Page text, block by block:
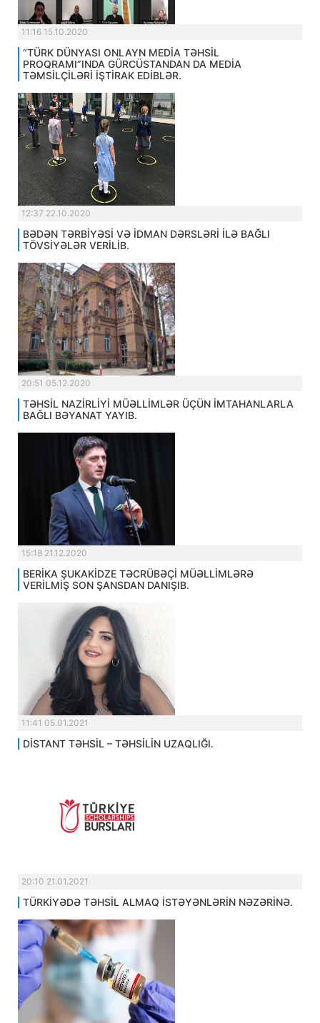
11:16 15.10.2020
“TÜRK DÜNYASI ONLAYN MEDİA TƏHSİL
PROQRAMI”INDA GÜRCÜSTANDAN DA MEDİA
TƏMSİLÇİLƏRİ İŞTİRAK EDİBLƏR.
12:37 22.10.2020
BƏDƏN TƏRBİYƏSİ VƏ İDMAN DƏRSLƏRİ İLƏ BAĞLI
TÖVSİYƏLƏR VERİLİB.
20:51 05.12.2020
TƏHSİL NAZİRLİYİ MÜƏLLİMLƏR ÜÇÜN İMTAHANLARLA
BAĞLI BƏYANAT YAYIB.
15:18 21.12.2020
BERİKA ŞUKAKİDZE TƏCRÜBƏÇİ MÜƏLLİMLƏRƏ
VERİLMİŞ SON ŞANSDAN DANIŞIB.
11:41 05.01.2021
DİSTANT TƏHSİL – TƏHSİLİN UZAQLIĞI.
20:10 21.01.2021
TÜRKİYƏDƏ TƏHSİL ALMAQ İSTƏYƏNLƏRİN NƏZƏRİNƏ.